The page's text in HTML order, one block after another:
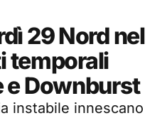
29 Nord nel
temporali
e Downburst
instabile innescano